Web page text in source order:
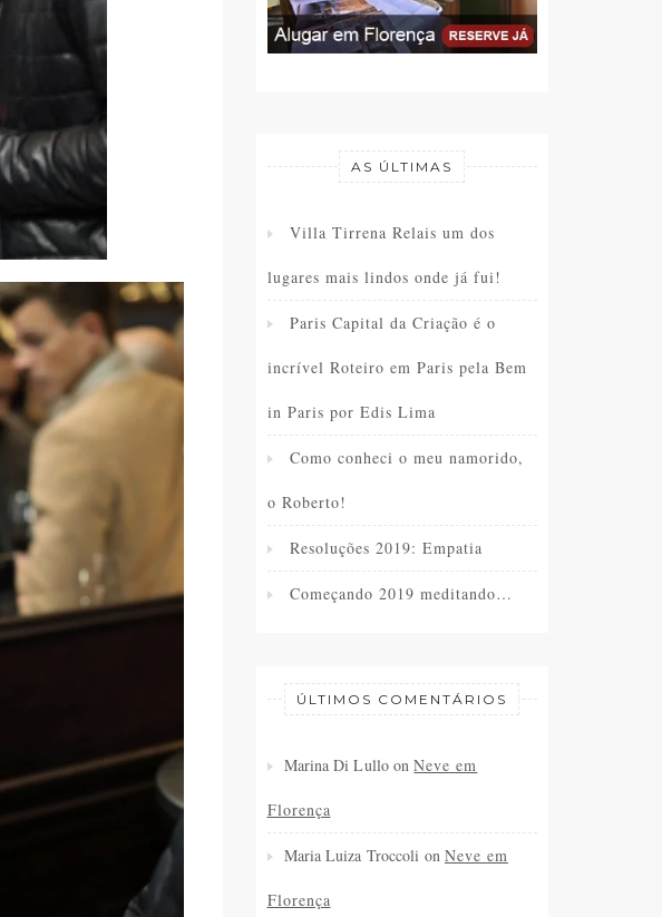
AS ÚLTIMAS
Villa Tirrena Relais um dos
lugares mais lindos onde já fui!
Paris Capital da Criação é o
incrível Roteiro em Paris pela Bem
in Paris por Edis Lima
Como conheci o meu namorido,
o Roberto!
Resoluções 2019: Empatia
Começando 2019 meditando…
ÚLTIMOS COMENTÁRIOS
Marina Di Lullo onNeve em
Florença
Maria Luiza Troccoli on Neve em
Florença